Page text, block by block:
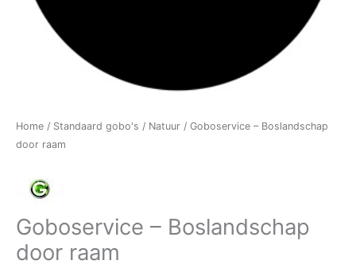
Home / Standaard gobo's / Natuur / Goboservice – Boslandschap
door raam
Goboservice – Boslandschap
door raam